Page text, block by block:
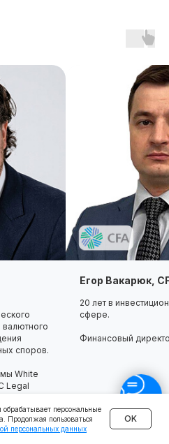
валютного
споров.
White
Legal
Егор Вакарюк,
20 лет в
сфере.
Финансовый
персональные
Продолжая пользоваться
персональных данных
OK